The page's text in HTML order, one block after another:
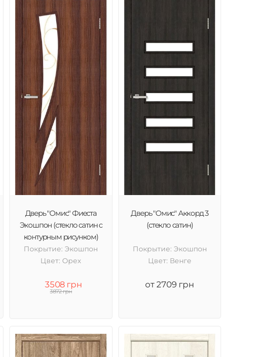
Дверь "Омис" Фиеста
Экошпон (стекло сатин с
контурным рисунком)
Покрытие: Экошпон
Цвет: Орех
3508 грн
3872 грн
Дверь "Омис" Аккорд 3
(стекло сатин)
Покрытие: Экошпон
Цвет: Венге
от 2709 грн